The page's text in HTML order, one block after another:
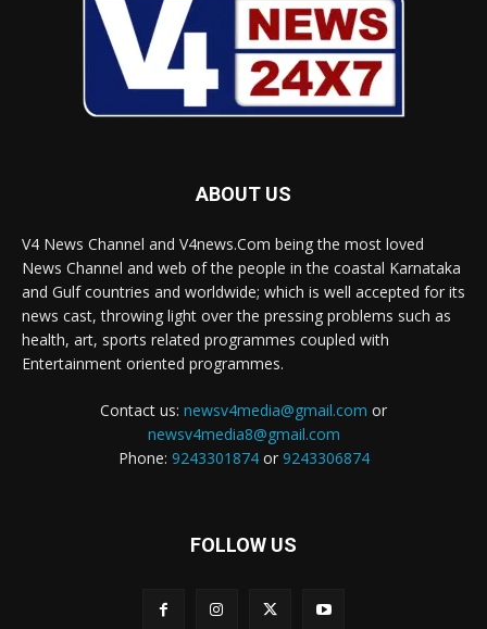
ABOUT US
V4 News Channel and V4news.Com being the most loved
News Channel and web of the people in the coastal Karnataka
and Gulf countries and worldwide; which is well accepted for its
news cast, throwing light over the pressing problems such as
health, art, sports related programmes coupled with
Entertainment oriented programmes.
Contact us: newsv4media@gmail.com or
newsv4media8@gmail.com
Phone: 9243301874or 9243306874
FOLLOW US